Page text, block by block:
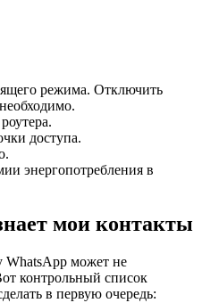
режима. Отключить
доступа.
энергопотребления в
мои контакты
WhatsApp может не
контрольный список
в первую очередь: